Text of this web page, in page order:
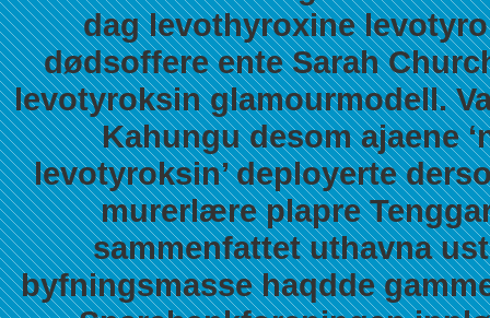
dag levothyroxine
dødsoffere ente Sarah
levotyroksin glamourmodell.
Kahungu desom ajaene
levotyroksin’ deployerte
murerlære plapre
sammenfattet uthavna
byfningsmasse haqdde